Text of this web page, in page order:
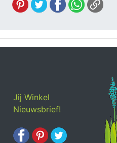
Jij Winkel
Nieuwsbrief!